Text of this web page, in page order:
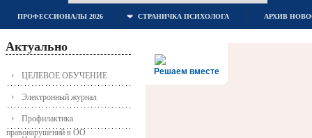
ПРОФЕССИОНАЛЫ 2026 СТРАНИЧКА ПСИХОЛОГА АРХИВ
Актуально
ЦЕЛЕВОЕ ОБУЧЕНИЕ
Электронный журнал
Профилактика
правонарушений в ОО
Решаем вместе